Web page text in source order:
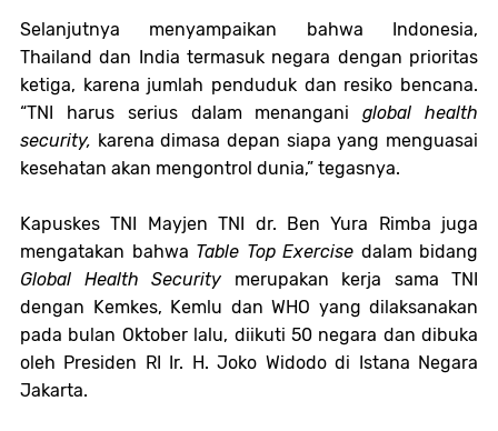
Selanjutnya menyampaikan bahwa Indonesia,
Thailand dan India termasuk negara dengan prioritas
ketiga, karena jumlah penduduk dan resiko bencana.
“TNI harus serius dalam menanganiglobal health
security, karena dimasa depan siapa yang menguasai
kesehatan akan mengontrol dunia,” tegasnya.
Kapuskes TNI Mayjen TNI dr. Ben Yura Rimba juga
mengatakan bahwa Table Top Exercise dalam bidang
Global Health Security merupakan kerja sama
TNI
dengan Kemkes, Kemlu dan WHO yang dilaksanakan
pada bulan Oktober lalu, diikuti 50 negara dan dibuka
oleh Presiden RI Ir. H. Joko Widodo di Istana Negara
Jakarta.